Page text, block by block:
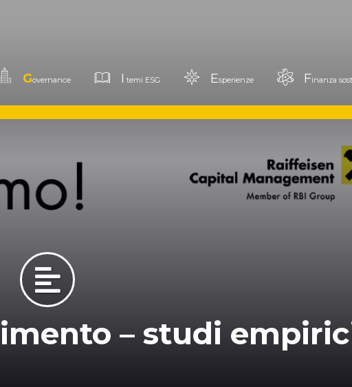
Governance I temi ESG Esperienze Finanza
– studi